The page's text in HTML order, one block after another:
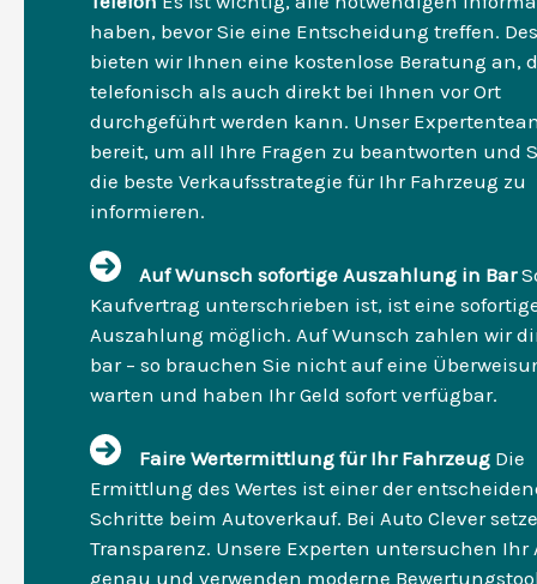
haben, bevor Sie eine Entscheidung treffen.
bieten wir Ihnen eine kostenlose Beratung an,
telefonisch als auch direkt bei Ihnen vor Ort
durchgeführt werden kann. Unser
bereit, um all Ihre Fragen zu beantworten und
die beste Verkaufsstrategie für Ihr Fahrzeug zu
informieren.
Auf Wunsch sofortige Auszahlung in Bar
Kaufvertrag unterschrieben ist, ist eine
Auszahlung möglich. Auf Wunsch zahlen wir
bar – so brauchen Sie nicht auf eine
warten und haben Ihr Geld sofort verfügbar.
Faire Wertermittlung für Ihr Fahrzeug Die
Ermittlung des Wertes ist einer der
Schritte beim Autoverkauf. Bei Auto Clever
Transparenz. Unsere Experten untersuchen Ihr
genau und verwenden moderne